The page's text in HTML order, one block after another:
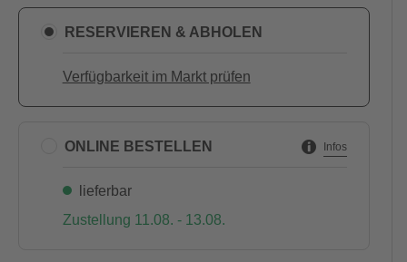
RESERVIEREN & ABHOLEN
Verfügbarkeit im Markt prüfen
ONLINE BESTELLEN Infos
lieferbar
Zustellung 11.08. - 13.08.